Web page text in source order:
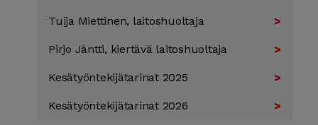
Tuija Miettinen, laitos­huoltaja
Pirjo Jäntti, kiertävä laitos­huoltaja
Kesä­työn­tekijä­tarinat 2025
Kesä­työn­tekijä­tarinat 2026